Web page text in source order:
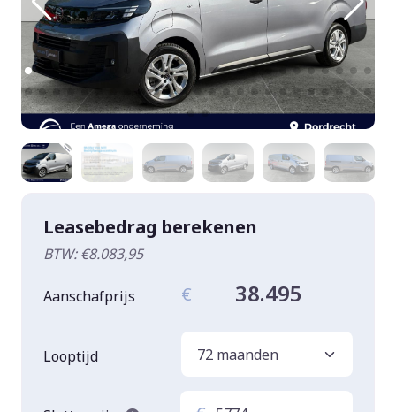
Leasebedrag berekenen
BTW: €8.083,95
Aanschafprijs € 38.495
Looptijd